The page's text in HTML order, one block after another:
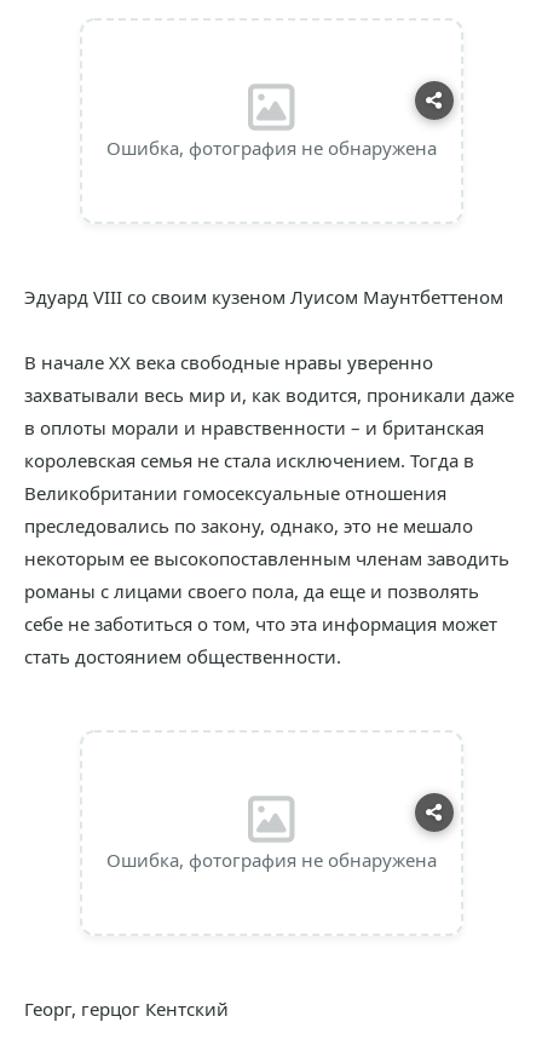
Ошибка, фотография не обнаружена
Эдуард VIII со своим кузеном Луисом Маунтбеттеном
В начале XX века свободные нравы уверенно
захватывали весь мир и, как водится, проникали даже
в оплоты морали и нравственности – и британская
королевская семья не стала исключением. Тогда в
Великобритании гомосексуальные отношения
преследовались по закону, однако, это не мешало
некоторым ее высокопоставленным членам заводить
романы с лицами своего пола, да еще и позволять
себе не заботиться о том, что эта информация может
стать достоянием общественности.
Ошибка, фотография не обнаружена
Георг, герцог Кентский